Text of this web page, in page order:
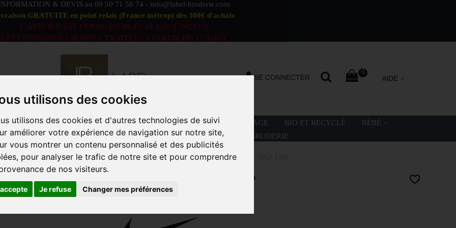
utilisons des cookies
utilisons des cookies et d'autres technologies de suivi
améliorer votre expérience de navigation sur notre site,
vous montrer un contenu personnalisé et des publicités
pour analyser le trafic de notre site et pour comprendre
de nos visiteurs.
Je refuse Changer mes préférences
& DEVIS au 09 50 71 56 74 - info@label-broderie.com
GRATUITE en point relais (France métrop) dès 300€ d'achats
L'ATELIER EST FERME DU 08 AU 16 AOUT INCLUS
LES COMMANDES SERONT TRAITEES A PARTIR DU 17 AOUT
AIDE
0
SE CONNECTER
DÉFAUTS OFFRE PEIGNOIRS DUO LINGE DE BAIN LA PLAGE BIO ET RECYCLÉ
BÉBÉ
MARQUES PROFESSIONNELS ANIMATION BRODERIE
ACCESSOIRES ADULTE > Casquettes / Bob adulte > Nike L91 tech cap
NIKE L91 TECH CAP